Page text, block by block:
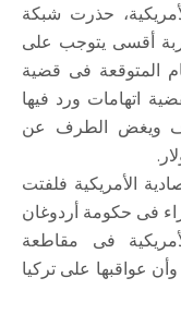
حذرت شبكة
أقسى يتوجب على
المتوقعة فى قضية
اتهامات ورد فيها
ويغض الطرف عن
الأمريكية فلفتت
فى حكومة أردوغان
فى مقاطعة
عواقبها على تركيا